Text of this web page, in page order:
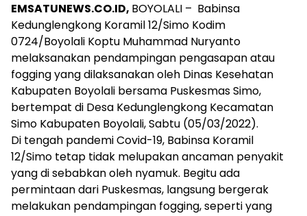
EMSATUNEWS.CO.ID, BOYOLALI – Babinsa
Kedunglengkong Koramil 12/Simo Kodim
0724/Boyolali Koptu Muhammad Nuryanto
melaksanakan pendampingan pengasapan atau
fogging yang dilaksanakan oleh Dinas Kesehatan
Kabupaten Boyolali bersama Puskesmas Simo,
bertempat di Desa Kedunglengkong Kecamatan
Simo Kabupaten Boyolali, Sabtu (05/03/2022).
Di tengah pandemi Covid-19, Babinsa Koramil
12/Simo tetap tidak melupakan ancaman penyakit
yang di sebabkan oleh nyamuk. Begitu ada
permintaan dari Puskesmas, langsung bergerak
melakukan pendampingan fogging, seperti yang